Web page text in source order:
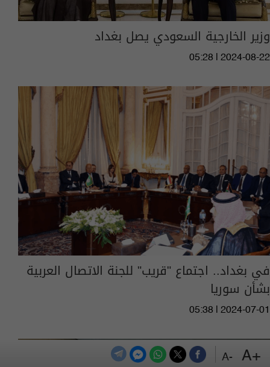
+A
-A
وزير الخارجية السعودي يصل بغداد
05:28 | 2024-08-22
في بغداد.. اجتماع "قريب" للجنة الاتصال العربية
بشأن سوريا
05:38 | 2024-07-01